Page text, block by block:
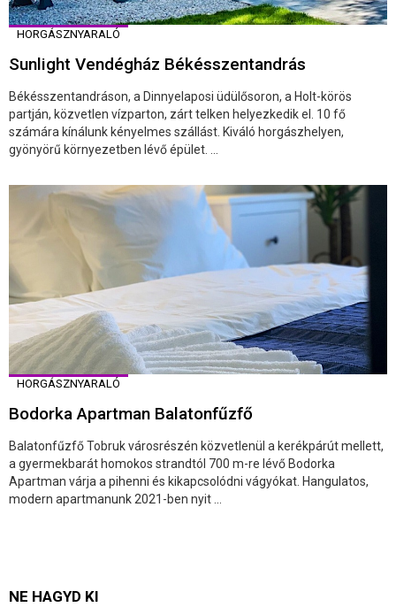
HORGÁSZNYARALÓ
Sunlight Vendégház Békésszentandrás
Békésszentandráson, a Dinnyelaposi üdülősoron, a Holt-körös
partján, közvetlen vízparton, zárt telken helyezkedik el. 10 fő
számára kínálunk kényelmes szállást. Kiváló horgászhelyen,
gyönyörű környezetben lévő épület. ...
HORGÁSZNYARALÓ
Bodorka Apartman Balatonfűzfő
Balatonfűzfő Tobruk városrészén közvetlenül a kerékpárút mellett,
a gyermekbarát homokos strandtól 700 m-re lévő Bodorka
Apartman várja a pihenni és kikapcsolódni vágyókat. Hangulatos,
modern apartmanunk 2021-ben nyit ...
NE HAGYD KI